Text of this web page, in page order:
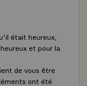
était heureux,
et pour la
de vous être
ont été